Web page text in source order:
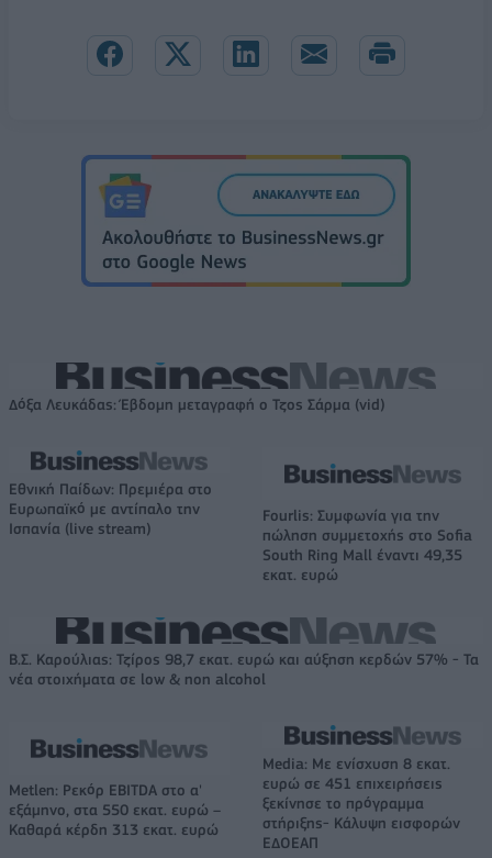
Δόξα Λευκάδας: Έβδομη μεταγραφή ο Τζος Σάρμα (vid)
Εθνική Παίδων: Πρεμιέρα στο
Ευρωπαϊκό με αντίπαλο την
Ισπανία (live stream)
Fourlis: Συμφωνία για την
πώληση συμμετοχής στο Sofia
South Ring Mall έναντι 49,35
εκατ. ευρώ
Β.Σ. Καρούλιας: Τζίρος 98,7 εκατ. ευρώ και αύξηση κερδών 57% - Τα
νέα στοιχήματα σε low & non alcohol
Metlen: Ρεκόρ EBITDA στο α'
εξάμηνο, στα 550 εκατ. ευρώ –
Καθαρά κέρδη 313 εκατ. ευρώ
Media: Με ενίσχυση 8 εκατ.
ευρώ σε 451 επιχειρήσεις
ξεκίνησε το πρόγραμμα
στήριξης- Κάλυψη εισφορών
ΕΔΟΕΑΠ